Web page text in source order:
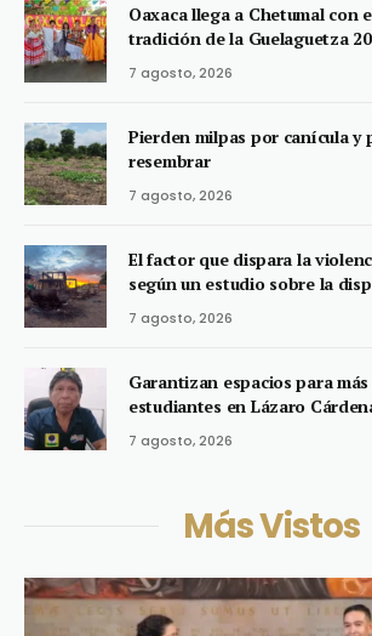
Oaxaca llega a Chetumal con
tradición de la Guelaguetza
7 agosto, 2026
Pierden milpas por canícula y
resembrar
7 agosto, 2026
El factor que dispara la
según un estudio sobre la
7 agosto, 2026
Garantizan espacios para
estudiantes en Lázaro
7 agosto, 2026
Más Vistos